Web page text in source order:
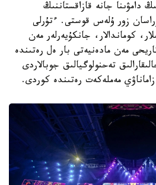
دامۋىنا جانە قازاقستاننىڭ
زور ۇلەس قوستى. ءتۇرلى
كوماندالار، جانكۇيەرلەر مەن
مەن مادەنيەتى بار ەل رەتىندە
تەحنولوگيالىق جوبالاردى
مەملەكەت رەتىندە كوردى.